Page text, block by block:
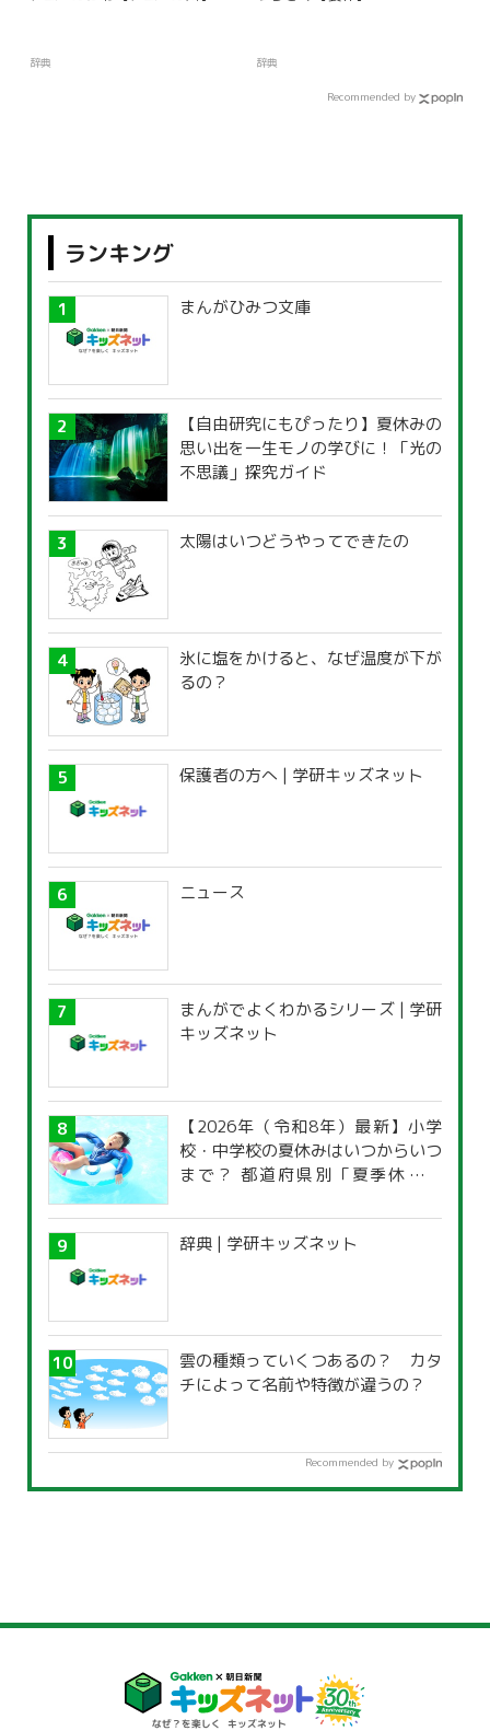
辞典 辞典
Recommended by
ランキング
まんがひみつ文庫
【自由研究にもぴったり】夏休みの
思い出を一生モノの学びに！「光の
不思議」探究ガイド
太陽はいつどうやってできたの
氷に塩をかけると、なぜ温度が下が
るの？
保護者の方へ | 学研キッズネット
ニュース
まんがでよくわかるシリーズ | 学研
キッズネット
【2026年（令和8年）最新】小学
校・中学校の夏休みはいつからいつ
まで？ 都道府県別「夏季休暇一
辞典 | 学研キッズネット
雲の種類っていくつあるの？ カタ
チによって名前や特徴が違うの？
Recommended by